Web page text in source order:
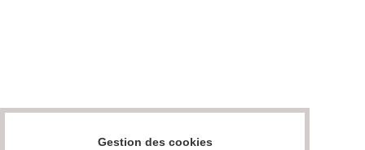
Gestion des cookies